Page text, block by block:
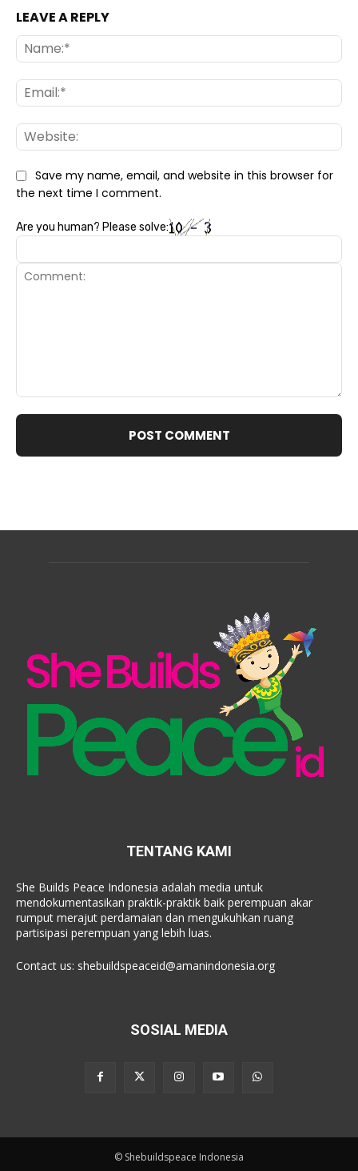
LEAVE A REPLY
Save my name, email, and website in this browser for
the next time I comment.
Are you human? Please solve:
TENTANG KAMI
She Builds Peace Indonesia adalah media untuk
mendokumentasikan praktik-praktik baik perempuan akar
rumput merajut perdamaian dan mengukuhkan ruang
partisipasi perempuan yang lebih luas.
Contact us: shebuildspeaceid@amanindonesia.org
SOSIAL MEDIA
© Shebuildspeace Indonesia